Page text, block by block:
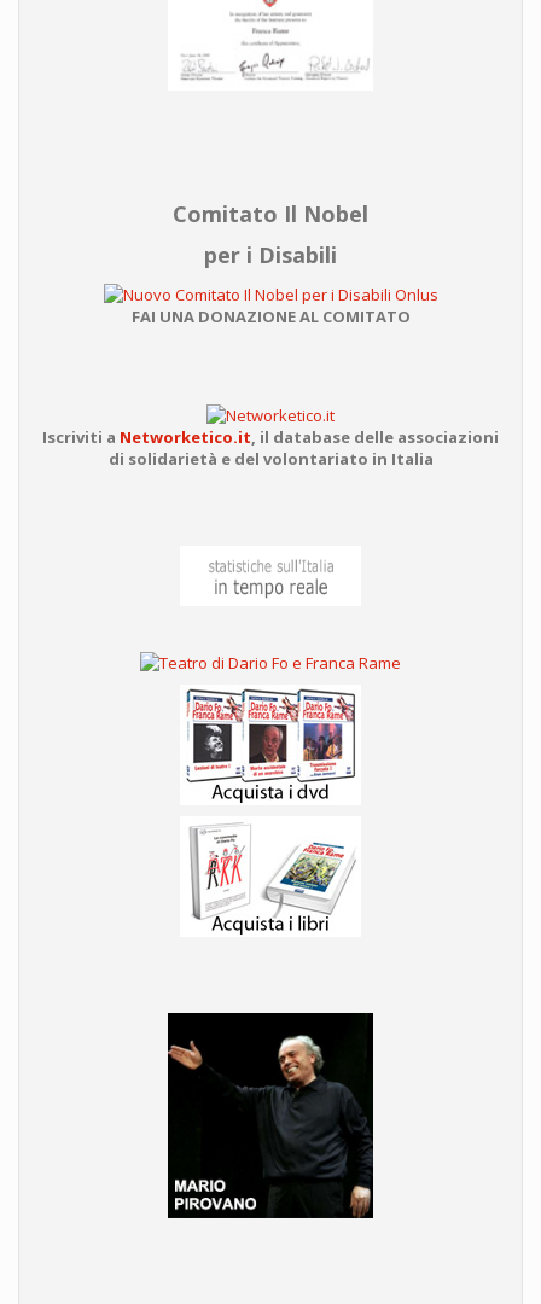
Comitato Il Nobel
per i Disabili
FAI UNA DONAZIONE AL COMITATO
Iscriviti a Networketico.it, il database delle associazioni
di solidarietà e del volontariato in Italia